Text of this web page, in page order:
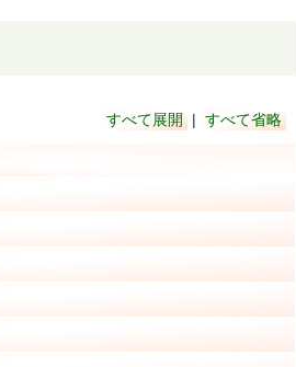
すべて展開 | すべて省略